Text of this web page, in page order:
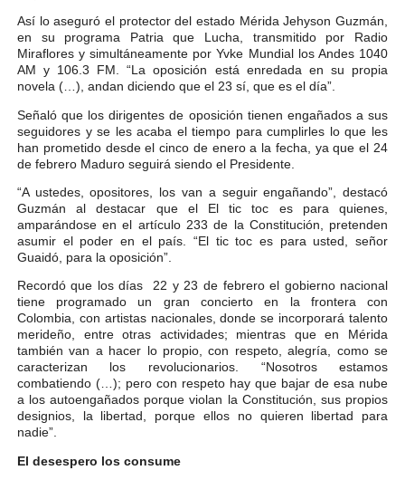
Expertos inspeccionan espacios del OAN para la
Dictan MasterClass en el marco del Encuentro LAGO
Campo Elías avanza con plan de asfaltado
Encuentro estadal fortalece la coordinación de
Gobernador Arnaldo Sánchez apadrina a más de 993
Plan Quirúrgico Regional llega a Pueblo Llano con la
Así lo aseguró el protector del estado Mérida Jehyson Guzmán,
en su programa Patria que Lucha, transmitido por Radio
Miraflores y simultáneamente por Yvke Mundial los Andes 1040
AM y 106.3 FM. “La oposición está enredada en su propia
novela (…), andan diciendo que el 23 sí, que es el día”.
Señaló que los dirigentes de oposición tienen engañados a sus
seguidores y se les acaba el tiempo para cumplirles lo que les
han prometido desde el cinco de enero a la fecha, ya que el 24
de febrero Maduro seguirá siendo el Presidente.
“A ustedes, opositores, los van a seguir engañando”, destacó
Guzmán al destacar que el El tic toc es para quienes,
amparándose en el artículo 233 de la Constitución, pretenden
asumir el poder en el país. “El tic toc es para usted, señor
Guaidó, para la oposición”.
Recordó que los días 22 y 23 de febrero el gobierno nacional
tiene programado un gran concierto en la frontera con
Colombia, con artistas nacionales, donde se incorporará talento
merideño, entre otras actividades; mientras que en Mérida
también van a hacer lo propio, con respeto, alegría, como se
caracterizan los revolucionarios. “Nosotros estamos
combatiendo (…); pero con respeto hay que bajar de esa nube
a los autoengañados porque violan la Constitución, sus propios
designios, la libertad, porque ellos no quieren libertad para
nadie”.
El desespero los consume